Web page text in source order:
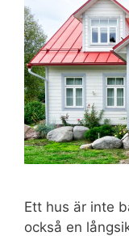
Ett hus är inte
också en